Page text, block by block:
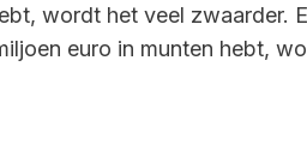
wordt het veel zwaarder.
euro in munten hebt,